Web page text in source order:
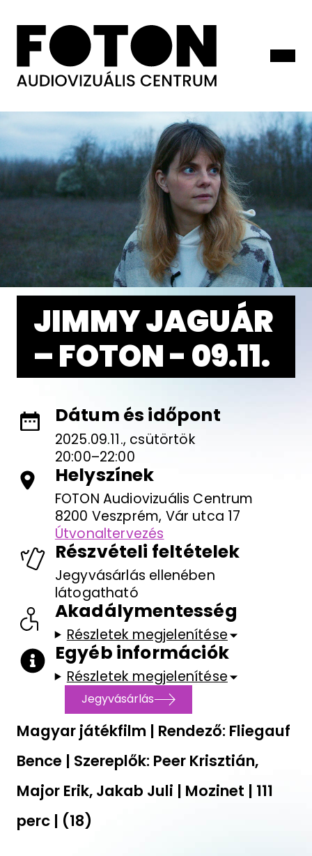
JIMMY JAGUÁR
– FOTON - 09.11.
Magyar játékfilm | Rendező: Fliegauf
Bence | Szereplők: Peer Krisztián,
Major Erik, Jakab Juli | Mozinet | 111
perc | (18)
Dátum és időpont
2025.09.11., csütörtök
20:00–22:00
Helyszínek
FOTON Audiovizuális Centrum
8200 Veszprém, Vár utca 17
Útvonaltervezés
Részvételi feltételek
Jegyvásárlás ellenében
látogatható
Akadálymentesség
Részletek megjelenítése
Egyéb információk
Részletek megjelenítése
Jegyvásárlás